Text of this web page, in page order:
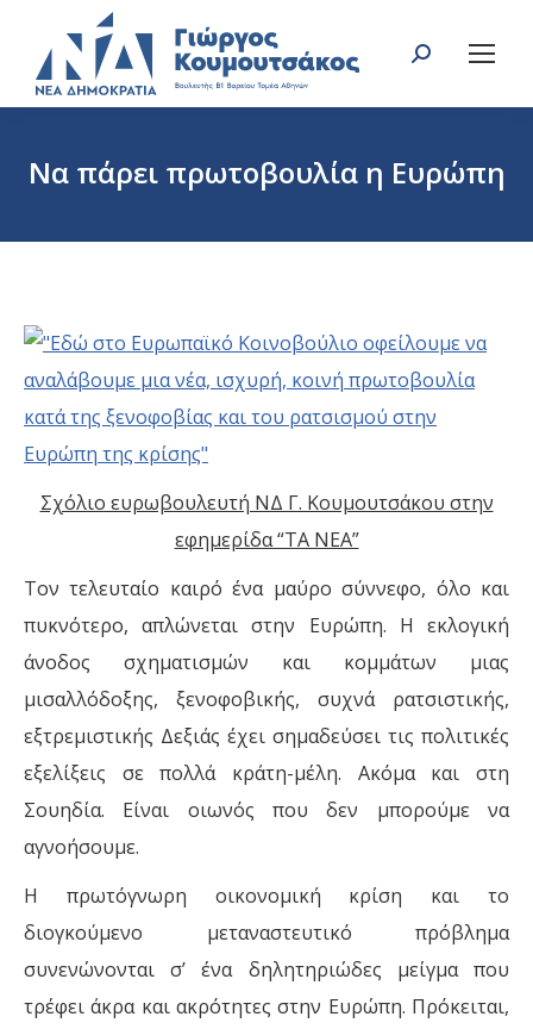
Search:
Να πάρει πρωτοβουλία η Ευρώπη
Σχόλιο ευρωβουλευτή ΝΔ Γ. Κουμουτσάκου στην
εφημερίδα “ΤΑ ΝΕΑ”
Τον τελευταίο καιρό ένα μαύρο σύννεφο, όλο και
πυκνότερο, απλώνεται στην Ευρώπη. Η εκλογική
άνοδος σχηματισμών και κομμάτων μιας
μισαλλόδοξης, ξενοφοβικής, συχνά ρατσιστικής,
εξτρεμιστικής Δεξιάς έχει σημαδεύσει τις πολιτικές
εξελίξεις σε πολλά κράτη-μέλη. Ακόμα και στη
Σουηδία. Είναι οιωνός που δεν μπορούμε να
αγνοήσουμε.
Η πρωτόγνωρη οικονομική κρίση και το
διογκούμενο μεταναστευτικό πρόβλημα
συνενώνονται σ’ ένα δηλητηριώδες μείγμα που
τρέφει άκρα και ακρότητες στην Ευρώπη. Πρόκειται,